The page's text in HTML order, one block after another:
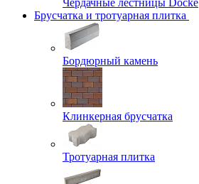
Чердачные лестницы Docke
Брусчатка и тротуарная плитка
Бордюрный камень
Клинкерная брусчатка
Тротуарная плитка